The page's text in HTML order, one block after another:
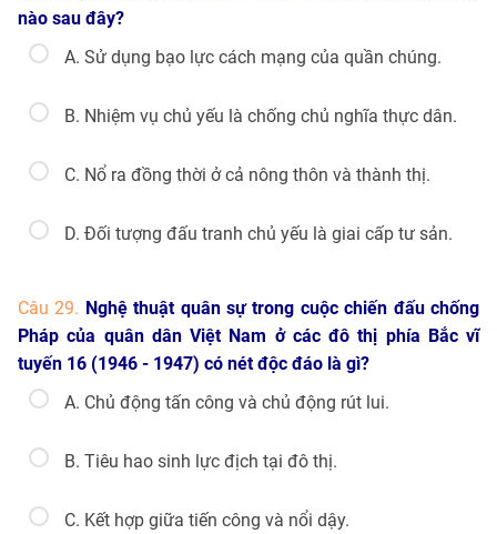
nào sau đây?
A. Sử dụng bạo lực cách mạng của quần chúng.
B. Nhiệm vụ chủ yếu là chống chủ nghĩa thực dân.
C. Nổ ra đồng thời ở cả nông thôn và thành thị.
D. Đối tượng đấu tranh chủ yếu là giai cấp tư sản.
Câu 29. Nghệ thuật quân sự trong cuộc chiến đấu chống
Pháp của quân dân Việt Nam ở các đô thị phía Bắc vĩ
tuyến 16 (1946 - 1947) có nét độc đáo là gì?
A. Chủ động tấn công và chủ động rút lui.
B. Tiêu hao sinh lực địch tại đô thị.
C. Kết hợp giữa tiến công và nổi dậy.